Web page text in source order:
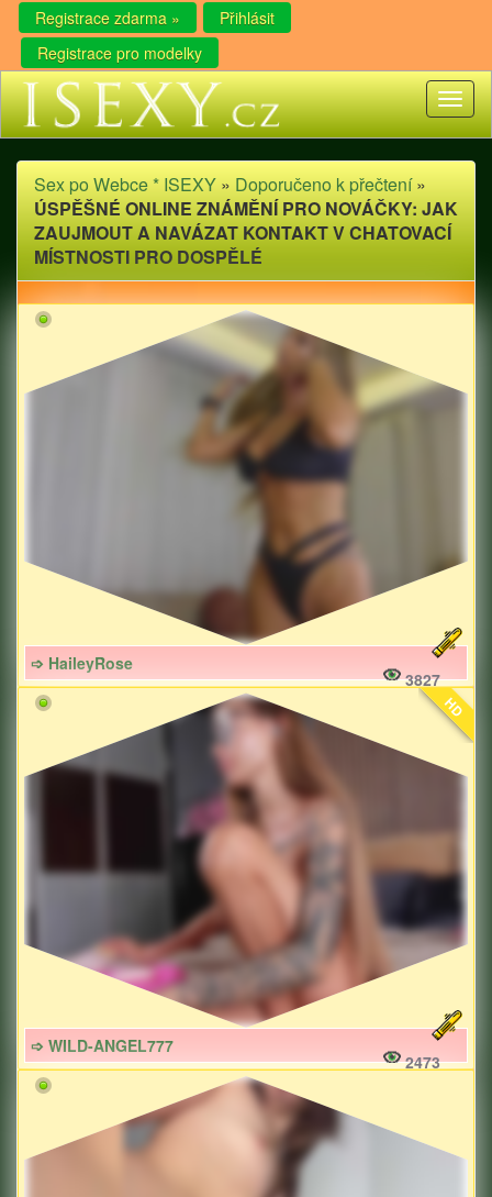
Registrace zdarma »
Přihlásit
Registrace pro modelky
Sex po Webce * ISEXY » Doporučeno k přečtení»
ÚSPĚŠNÉ ONLINE ZNÁMĚNÍ PRO NOVÁČKY: JAK
ZAUJMOUT A NAVÁZAT KONTAKT V CHATOVACÍ
MÍSTNOSTI PRO DOSPĚLÉ
➩ HaileyRose
3827
HD
➩ WILD-ANGEL777
2473